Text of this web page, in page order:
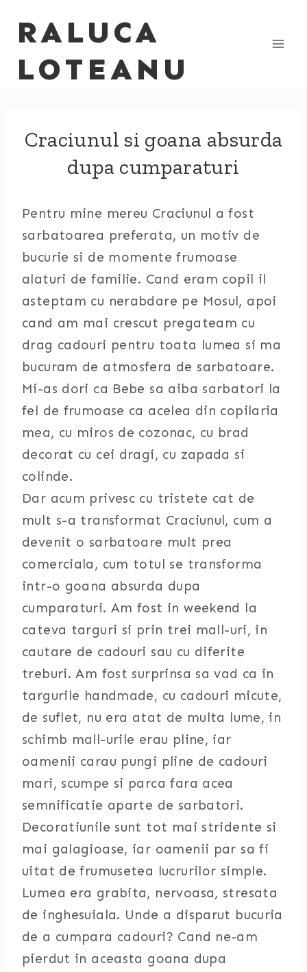
RALUCA
LOTEANU
Craciunul si goana absurda
dupa cumparaturi
Pentru mine mereu Craciunul a fost
sarbatoarea preferata, un motiv de
bucurie si de momente frumoase
alaturi de familie. Cand eram copil il
asteptam cu nerabdare pe Mosul, apoi
cand am mai crescut pregateam cu
drag cadouri pentru toata lumea si ma
bucuram de atmosfera de sarbatoare.
Mi-as dori ca Bebe sa aiba sarbatori la
fel de frumoase ca acelea din copilaria
mea, cu miros de cozonac, cu brad
decorat cu cei dragi, cu zapada si
colinde.
Dar acum privesc cu tristete cat de
mult s-a transformat Craciunul, cum a
devenit o sarbatoare mult prea
comerciala, cum totul se transforma
intr-o goana absurda dupa
cumparaturi. Am fost in weekend la
cateva targuri si prin trei mall-uri, in
cautare de cadouri sau cu diferite
treburi. Am fost surprinsa sa vad ca in
targurile handmade, cu cadouri micute,
de suflet, nu era atat de multa lume, in
schimb mall-urile erau pline, iar
oamenii carau pungi pline de cadouri
mari, scumpe si parca fara acea
semnificatie aparte de sarbatori.
Decoratiunile sunt tot mai stridente si
mai galagioase, iar oamenii par sa fi
uitat de frumusetea lucrurilor simple.
Lumea era grabita, nervoasa, stresata
de inghesuiala. Unde a disparut bucuria
de a cumpara cadouri? Cand ne-am
pierdut in aceasta goana dupa